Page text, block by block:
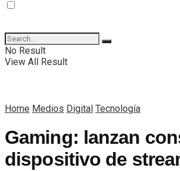
No Result
View All Result
Home Medios Digital Tecnología
Gaming: lanzan
dispositivo de